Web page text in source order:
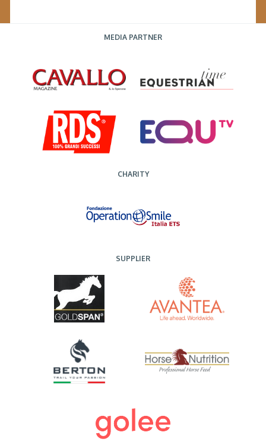
MEDIA PARTNER
CHARITY
SUPPLIER